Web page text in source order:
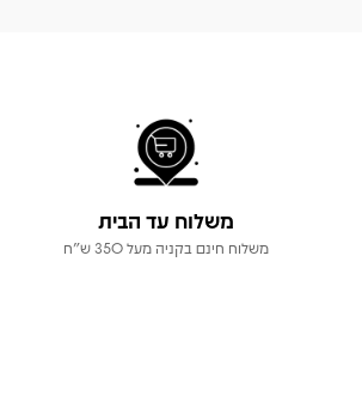
משלוח עד הבית
משלוח חינם בקניה מעל 350 ש"ח